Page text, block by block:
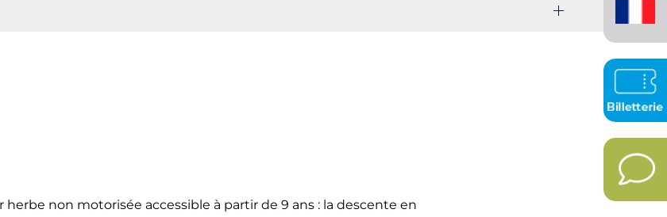
non motorisée accessible à partir de 9 ans : la descente en